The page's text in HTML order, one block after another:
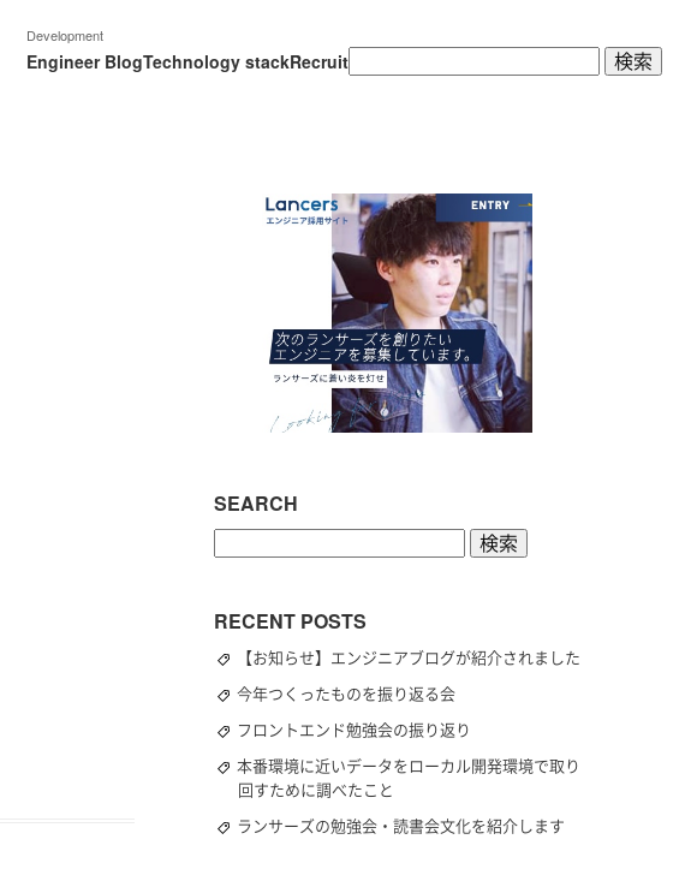
Development
Engineer BlogTechnology stackRecruit検
索:
SEARCH
RECENT POSTS
【お知らせ】エンジニアブログが紹介されました
今年つくったものを振り返る会
フロントエンド勉強会の振り返り
本番環境に近いデータをローカル開発環境で取り
回すために調べたこと
ランサーズの勉強会・読書会文化を紹介します